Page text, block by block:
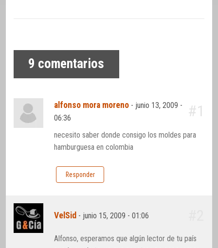
9 comentarios
alfonso mora moreno - junio 13, 2009 -
06:36
#1
necesito saber donde consigo los moldes para
hamburguesa en colombia
Responder
VelSid - junio 15, 2009 - 01:06
Alfonso, esperamos que algún lector de tu país